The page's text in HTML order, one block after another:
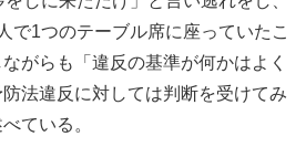
で1つのテーブル席に座っていたこ
がらも「違反の基準が何かはよく
法違反に対しては判断を受けてみ
ている。